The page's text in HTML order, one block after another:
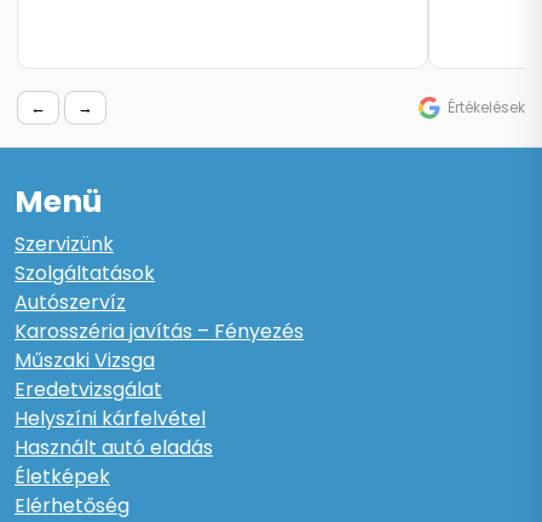
← → Értékelések
Menü
Szervizünk
Szolgáltatások
Autószervíz
Karosszéria javítás – Fényezés
Műszaki Vizsga
Eredetvizsgálat
Helyszíni kárfelvétel
Használt autó eladás
Életképek
Elérhetőség